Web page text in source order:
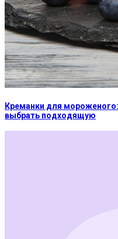
Креманки для
выбрать подходящую